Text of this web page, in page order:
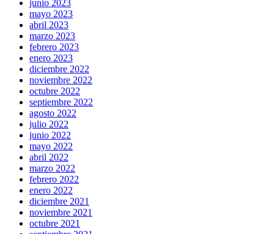
junio 2023
mayo 2023
abril 2023
marzo 2023
febrero 2023
enero 2023
diciembre 2022
noviembre 2022
octubre 2022
septiembre 2022
agosto 2022
julio 2022
junio 2022
mayo 2022
abril 2022
marzo 2022
febrero 2022
enero 2022
diciembre 2021
noviembre 2021
octubre 2021